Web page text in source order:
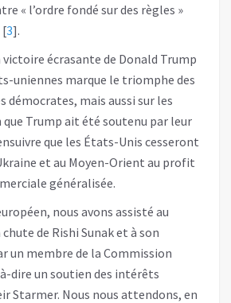
« l’ordre fondé sur des règles »
[3].
écrasante de Donald Trump
uniennes marque le triomphe des
démocrates, mais aussi sur les
Trump ait été soutenu par leur
que les États-Unis cesseront
et au Moyen-Orient au profit
généralisée.
nous avons assisté au
de Rishi Sunak et à son
un membre de la Commission
dire un soutien des intérêts
Starmer. Nous nous attendons, en